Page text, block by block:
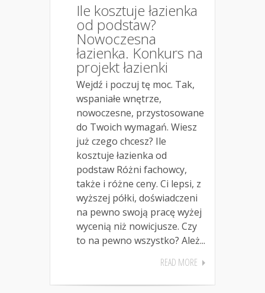
Ile kosztuje łazienka
od podstaw?
Nowoczesna
łazienka. Konkurs na
projekt łazienki
Wejdź i poczuj tę moc. Tak,
wspaniałe wnętrze,
nowoczesne, przystosowane
do Twoich wymagań. Wiesz
już czego chcesz? Ile
kosztuje łazienka od
podstaw Różni fachowcy,
także i różne ceny. Ci lepsi, z
wyższej półki, doświadczeni
na pewno swoją pracę wyżej
wycenią niż nowicjusze. Czy
to na pewno wszystko? Ależ...
READ MORE